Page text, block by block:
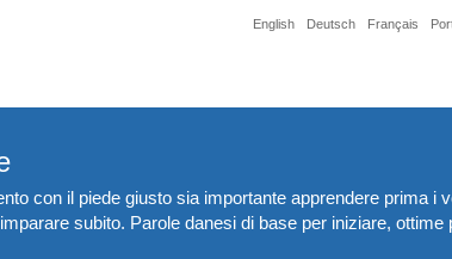
English Deutsch Français
con il piede giusto sia importante apprendere prima i
subito. Parole danesi di base per iniziare,